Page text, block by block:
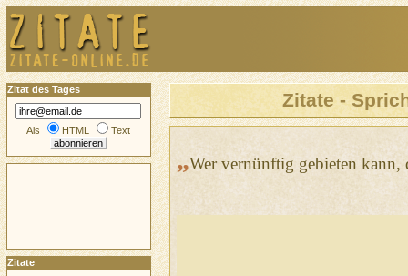
Zitate -
„Wer vernünftig gebieten kann,
Zitat des Tages
Als HTML Text
Zitate